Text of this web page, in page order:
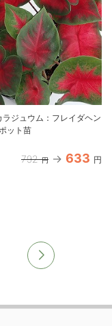
ラジュウム：フレイダヘン
ット苗
792 円 633 円